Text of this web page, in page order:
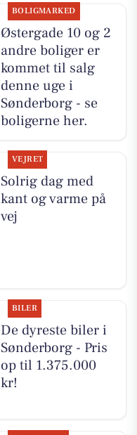
BOLIGMARKED
Østergade 10 og 2
andre boliger er
kommet til salg
denne uge i
Sønderborg - se
boligerne her.
VEJRET
Solrig dag med
kant og varme på
vej
BILER
De dyreste biler i
Sønderborg - Pris
op til 1.375.000
kr!